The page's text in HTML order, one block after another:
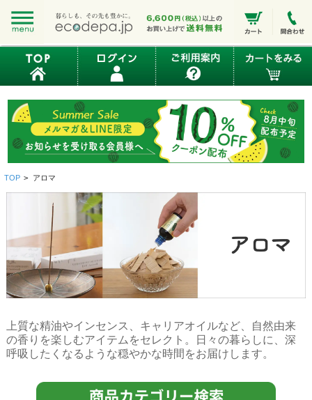
TOP > アロマ
上質な精油やインセンス、キャリアオイルなど、自然由来
の香りを楽しむアイテムをセレクト。日々の暮らしに、深
呼吸したくなるような穏やかな時間をお届けします。